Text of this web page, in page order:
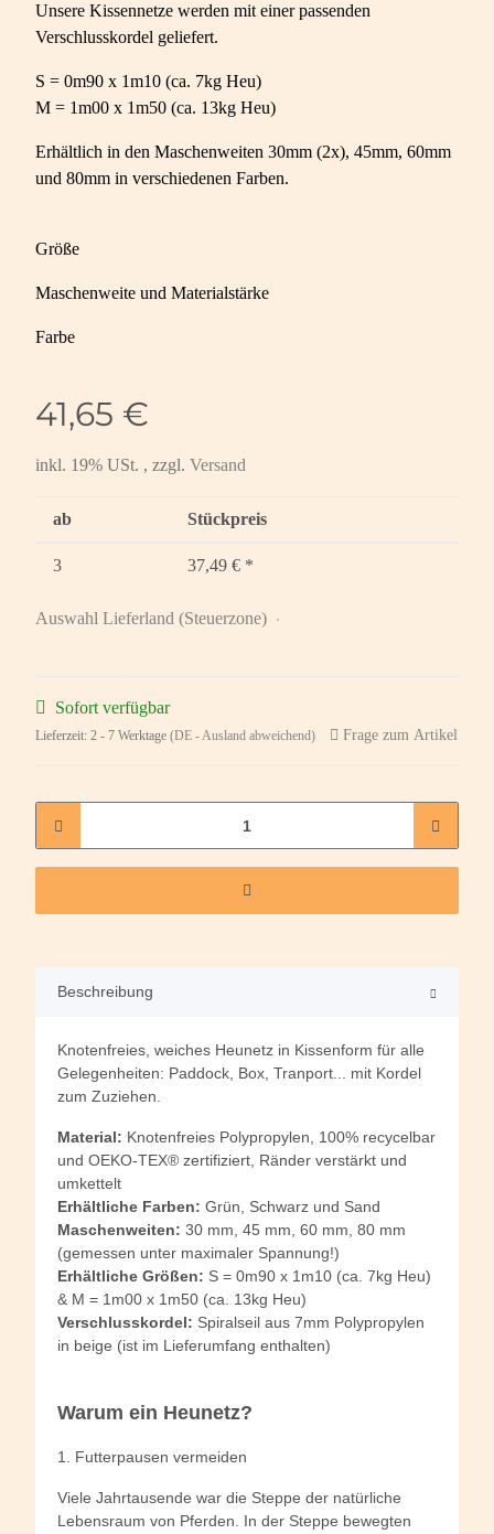
Unsere Kissennetze werden mit einer passenden
Verschlusskordel geliefert.
S = 0m90 x 1m10 (ca. 7kg Heu)
M = 1m00 x 1m50 (ca. 13kg Heu)
Erhältlich in den Maschenweiten 30mm (2x), 45mm, 60mm
und 80mm in verschiedenen Farben.
Größe
Maschenweite und Materialstärke
Farbe
41,65 €
inkl. 19% USt. , zzgl. Versand
ab Stückpreis
3 37,49 € *
Auswahl Lieferland (Steuerzone)
Sofort verfügbar
Lieferzeit: 2 - 7 Werktage (DE - Ausland abweichend) Frage zum Artikel
Beschreibung
Knotenfreies, weiches Heunetz in Kissenform für alle
Gelegenheiten: Paddock, Box, Tranport... mit Kordel
zum Zuziehen.
Material: Knotenfreies Polypropylen, 100% recycelbar
und OEKO-TEX® zertifiziert, Ränder verstärkt und
umkettelt
Erhältliche Farben: Grün, Schwarz und Sand
Maschenweiten: 30 mm, 45 mm, 60 mm, 80 mm
(gemessen unter maximaler Spannung!)
Erhältliche Größen: S = 0m90 x 1m10 (ca. 7kg Heu)
& M = 1m00 x 1m50 (ca. 13kg Heu)
Verschlusskordel: Spiralseil aus 7mm Polypropylen
in beige (ist im Lieferumfang enthalten)
Warum ein Heunetz?
1. Futterpausen vermeiden
Viele Jahrtausende war die Steppe der natürliche
Lebensraum von Pferden. In der Steppe bewegten